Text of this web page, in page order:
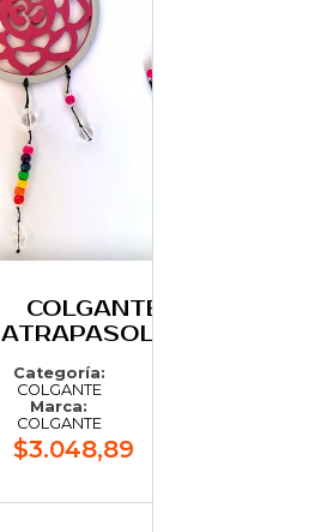
COLGANTE
ATRAPASOLES
Categoría:
COLGANTE
Marca:
COLGANTE
$3.048,89